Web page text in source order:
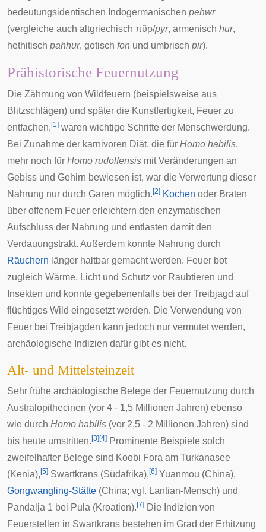
bedeutungsidentischen Indogermanischen pehwr
(vergleiche auch altgriechisch πῦρ/pyr, armenisch hur,
hethitisch pahhur, gotisch fon und umbrisch pir).
Prähistorische Feuernutzung
Die Zähmung von Wildfeuern (beispielsweise aus
Blitzschlägen) und später die Kunstfertigkeit, Feuer zu
entfachen, [1] waren wichtige Schritte der Menschwerdung.
Bei Zunahme der karnivoren Diät, die für Homo habilis,
mehr noch für Homo rudolfensis mit Veränderungen an
Gebiss und Gehirn bewiesen ist, war die Verwertung dieser
Nahrung nur durch Garen möglich. [2] Kochen oder Braten
über offenem Feuer erleichtern den enzymatischen
Aufschluss der Nahrung und entlasten damit den
Verdauungstrakt. Außerdem konnte Nahrung durch
Räuchern länger haltbar gemacht werden. Feuer bot
zugleich Wärme, Licht und Schutz vor Raubtieren und
Insekten und konnte gegebenenfalls bei der Treibjagd auf
flüchtiges Wild eingesetzt werden. Die Verwendung von
Feuer bei Treibjagden kann jedoch nur vermutet werden,
archäologische Indizien dafür gibt es nicht.
Alt- und Mittelsteinzeit
Sehr frühe archäologische Belege der Feuernutzung durch
Australopithecinen (vor 4 - 1,5 Millionen Jahren) ebenso
wie durch Homo habilis (vor 2,5 - 2 Millionen Jahren) sind
bis heute umstritten. [3] [4] Prominente Beispiele solch
zweifelhafter Belege sind Koobi Fora am Turkanasee
(Kenia), [5] Swartkrans (Südafrika), [6] Yuanmou (China),
Gongwangling-Stätte (China; vgl. Lantian-Mensch) und
Pandalja 1 bei Pula (Kroatien). [7] Die Indizien von
Feuerstellen in Swartkrans bestehen im Grad der Erhitzung